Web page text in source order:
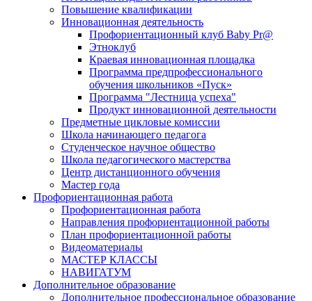
Повышение квалификации
Инновационная деятельность
Профориентационный клуб Baby Pr@
Этноклуб
Краевая инновационная площадка
Программа предпрофессионального
обучения школьников «Пуск»
Программа "Лестница успеха"
Продукт инновационной деятельности
Предметные цикловые комиссии
Школа начинающего педагога
Студенческое научное общество
Школа педагогического мастерства
Центр дистанционного обучения
Мастер года
Профориентационная работа
Профориентационная работа
Направления профориентационной работы
План профориентационной работы
Видеоматериалы
МАСТЕР КЛАССЫ
НАВИГАТУМ
Дополнительное образование
Дополнительное профессиональное образование